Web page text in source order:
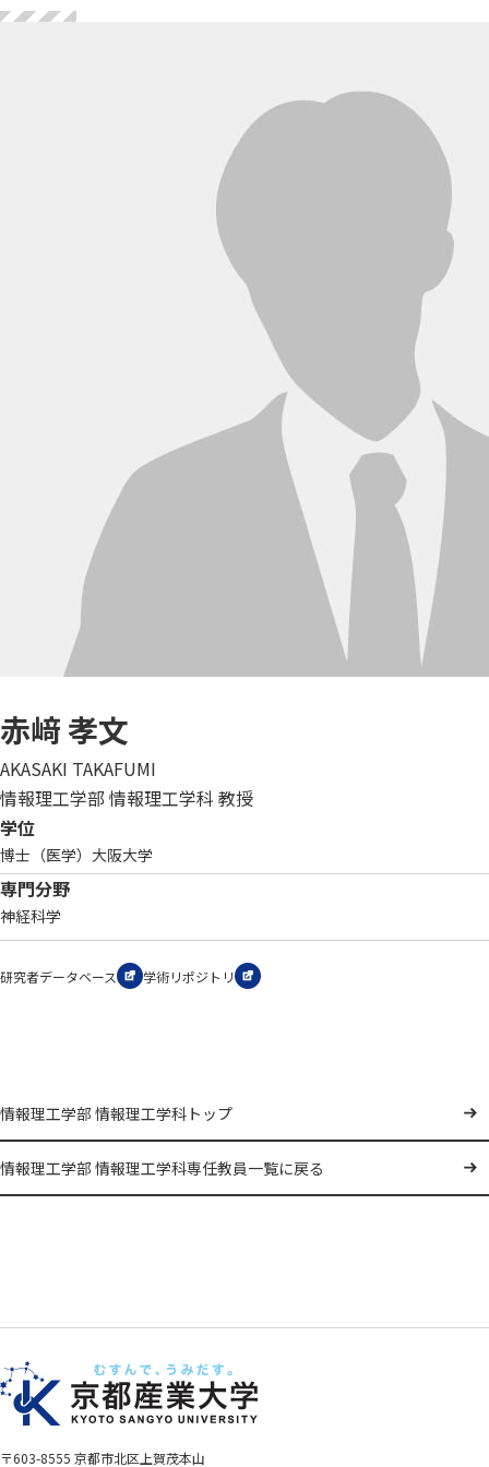
赤﨑 孝文
AKASAKI TAKAFUMI
情報理工学部 情報理工学科 教授
学位
博士（医学）大阪大学
専門分野
神経科学
研究者データベース 学術リポジトリ
情報理工学部 情報理工学科トップ
情報理工学部 情報理工学科専任教員一覧に戻る
〒603-8555 京都市北区上賀茂本山